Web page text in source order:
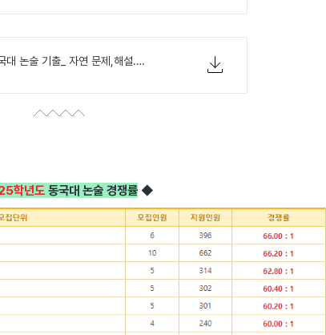
2024학년도 동국대 논술 기출_ 자연 문제,해설.pdf
학년도 동국대 논술 경쟁률 ◆